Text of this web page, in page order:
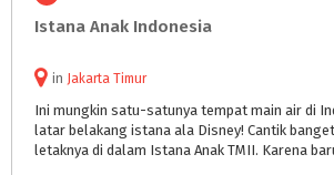
Istana Anak Indonesia
in Jakarta Timur
Ini mungkin satu-satunya tempat main air di
latar belakang istana ala Disney! Cantik